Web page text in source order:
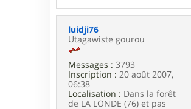
m
e
r
o
t
e
luidji76
Utagawiste gourou
Messages : 3793
Inscription : 20 août 2007,
06:38
Localisation : Dans la forêt
de LA LONDE (76) et pas